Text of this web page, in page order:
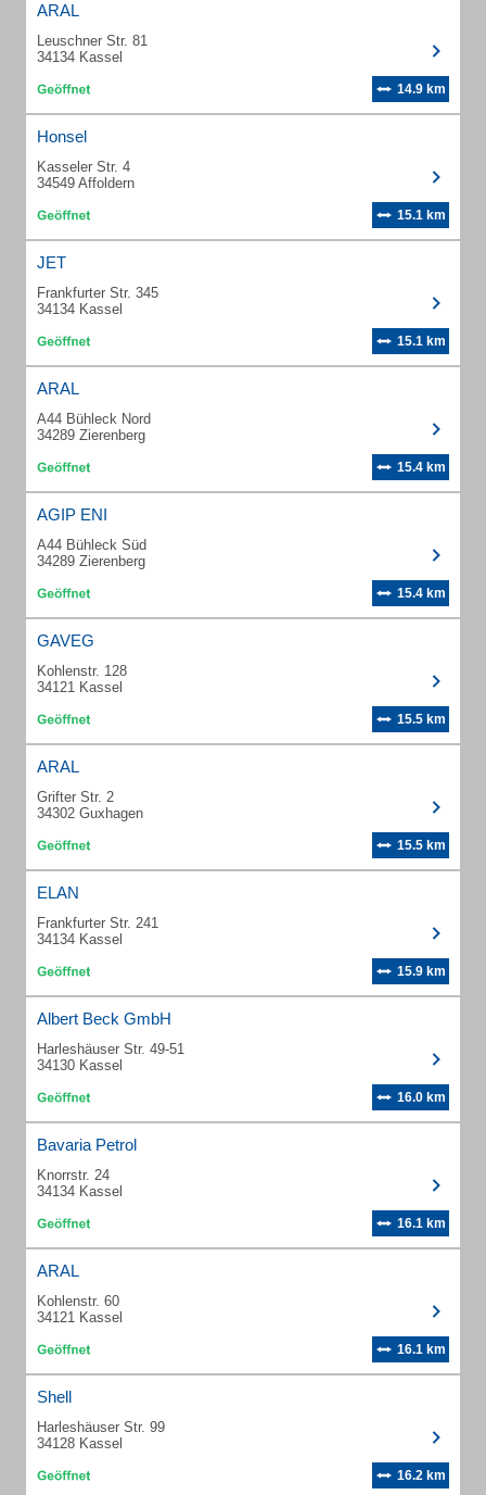
ARAL
Leuschner Str. 81
34134 Kassel
14.9 km
Honsel
Kasseler Str. 4
34549 Affoldern
15.1 km
JET
Frankfurter Str. 345
34134 Kassel
15.1 km
ARAL
A44 Bühleck Nord
34289 Zierenberg
15.4 km
AGIP ENI
A44 Bühleck Süd
34289 Zierenberg
15.4 km
GAVEG
Kohlenstr. 128
34121 Kassel
15.5 km
ARAL
Grifter Str. 2
34302 Guxhagen
15.5 km
ELAN
Frankfurter Str. 241
34134 Kassel
15.9 km
Albert Beck GmbH
Harleshäuser Str. 49-51
34130 Kassel
16.0 km
Bavaria Petrol
Knorrstr. 24
34134 Kassel
16.1 km
ARAL
Kohlenstr. 60
34121 Kassel
16.1 km
Shell
Harleshäuser Str. 99
34128 Kassel
16.2 km